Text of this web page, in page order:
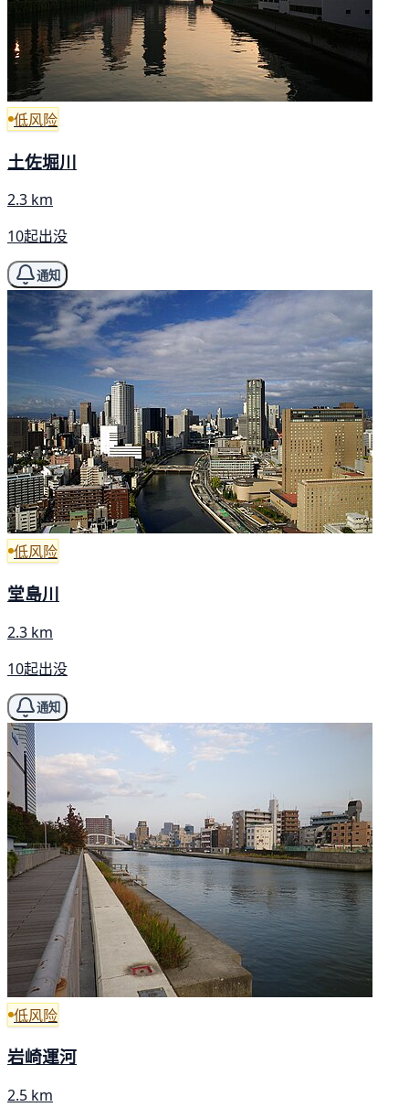
低风险
土佐堀川
2.3 km
10起出没
通知
低风险
堂島川
2.3 km
10起出没
通知
低风险
岩崎運河
2.5 km